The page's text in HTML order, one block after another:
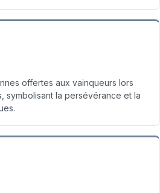
offertes aux vainqueurs lors
symbolisant la persévérance et la